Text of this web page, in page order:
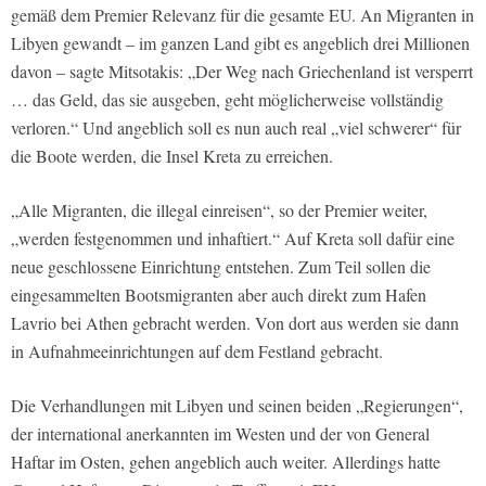
gemäß dem Premier Relevanz für die gesamte EU. An Migranten in
Libyen gewandt – im ganzen Land gibt es angeblich drei Millionen
davon – sagte Mitsotakis: „Der Weg nach Griechenland ist versperrt
… das Geld, das sie ausgeben, geht möglicherweise vollständig
verloren.“ Und angeblich soll es nun auch real „viel schwerer“ für
die Boote werden, die Insel Kreta zu erreichen.
„Alle Migranten, die illegal einreisen“, so der Premier weiter,
„werden festgenommen und inhaftiert.“ Auf Kreta soll dafür eine
neue geschlossene Einrichtung entstehen. Zum Teil sollen die
eingesammelten Bootsmigranten aber auch direkt zum Hafen
Lavrio bei Athen gebracht werden. Von dort aus werden sie dann
in Aufnahmeeinrichtungen auf dem Festland gebracht.
Die Verhandlungen mit Libyen und seinen beiden „Regierungen“,
der international anerkannten im Westen und der von General
Haftar im Osten, gehen angeblich auch weiter. Allerdings hatte